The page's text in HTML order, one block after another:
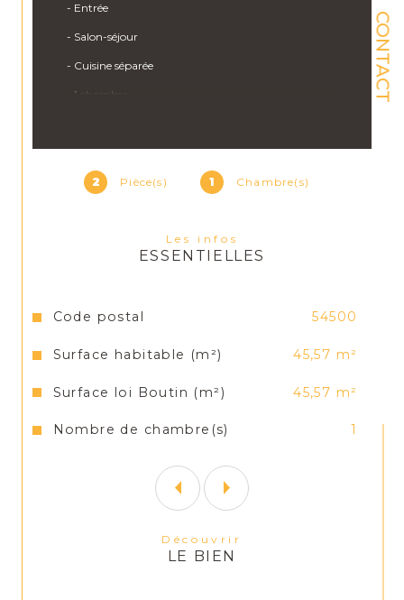
CONTACT
2 Pièce(s) 1 Chambre(s)
Les infos
ESSENTIELLES
Caractéristiques Valeurs
Code postal 54500
Surface habitable (m²) 45,57 m²
Surface loi Boutin (m²) 45,57 m²
Nombre de chambre(s) 1
- Entrée
- Salon-séjour
- Cuisine séparée
- 1 chambre
- Cave (parfaite pour ranger un vélo ou du
de la chaudière)
Découvrir
LE BIEN